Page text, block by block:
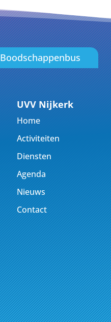
Boodschappenbus
UVV Nijkerk
Home
Activiteiten
Diensten
Agenda
Nieuws
Contact